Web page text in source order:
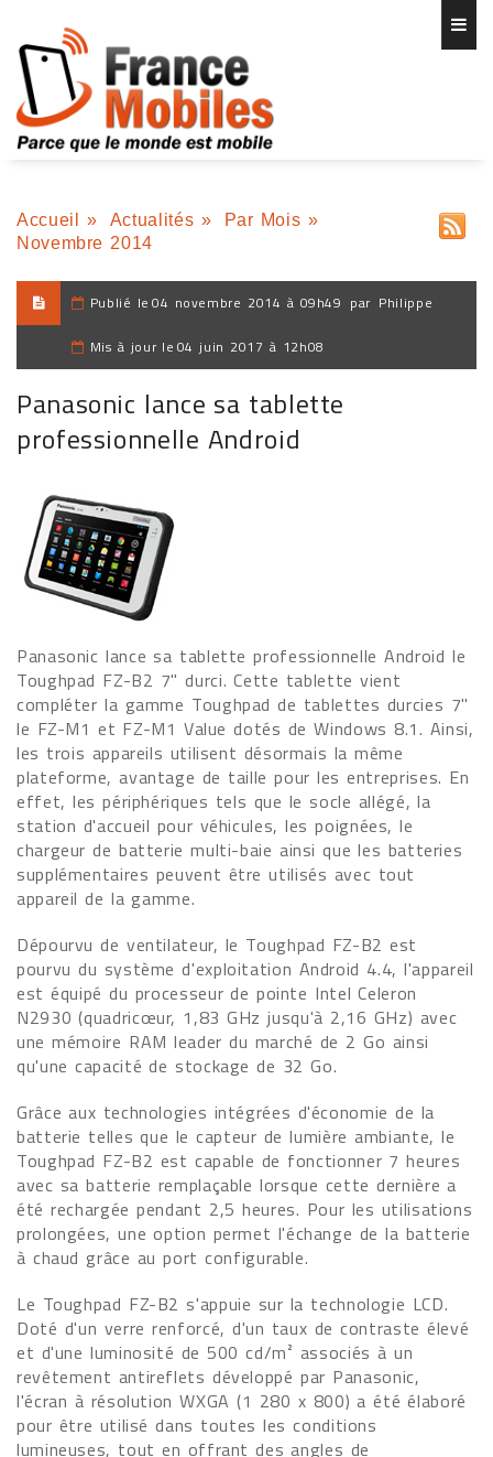
Accueil » Actualités » Par Mois »
Novembre 2014
Publié le 04 novembre 2014 à 09h49 par Philippe
Mis à jour le 04 juin 2017 à 12h08
Panasonic lance sa tablette
professionnelle Android
Panasonic lance sa tablette professionnelle Android le
Toughpad FZ-B2 7" durci. Cette tablette vient
compléter la gamme Toughpad de tablettes durcies 7"
le FZ-M1 et FZ-M1 Value dotés de Windows 8.1. Ainsi,
les trois appareils utilisent désormais la même
plateforme, avantage de taille pour les entreprises. En
effet, les périphériques tels que le socle allégé, la
station d'accueil pour véhicules, les poignées, le
chargeur de batterie multi-baie ainsi que les batteries
supplémentaires peuvent être utilisés avec tout
appareil de la gamme.
Dépourvu de ventilateur, le Toughpad FZ-B2 est
pourvu du système d'exploitation Android 4.4, l'appareil
est équipé du processeur de pointe Intel Celeron
N2930 (quadricœur, 1,83 GHz jusqu'à 2,16 GHz) avec
une mémoire RAM leader du marché de 2 Go ainsi
qu'une capacité de stockage de 32 Go.
Grâce aux technologies intégrées d'économie de la
batterie telles que le capteur de lumière ambiante, le
Toughpad FZ-B2 est capable de fonctionner 7 heures
avec sa batterie remplaçable lorsque cette dernière a
été rechargée pendant 2,5 heures. Pour les utilisations
prolongées, une option permet l'échange de la batterie
à chaud grâce au port configurable.
Le Toughpad FZ-B2 s'appuie sur la technologie LCD.
Doté d'un verre renforcé, d'un taux de contraste élevé
et d'une luminosité de 500 cd/m² associés à un
revêtement antireflets développé par Panasonic,
l'écran à résolution WXGA (1 280 x 800) a été élaboré
pour être utilisé dans toutes les conditions
lumineuses, tout en offrant des angles de